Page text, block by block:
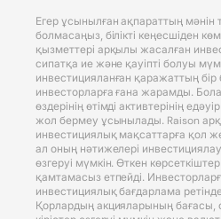
Егер ұсынылған ақпараттың мәнін
болмасаңыз, білікті кеңесшіден
қызметтері арқылы жасалған
сипатқа ие және қауіпті болуы
инвестицияланған қаражаттың бір
инвесторларға ғана жарамды.
өздерінің өтімді активтерінің
жол бермеу ұсынылады. Raison
инвестициялық мақсаттарға қол
ал оның нәтижелері
өзгеруі мүмкін. Өткен
қамтамасыз етпейді.
инвестициялық бағдарлама
Қорлардың акцияларының бағасы,